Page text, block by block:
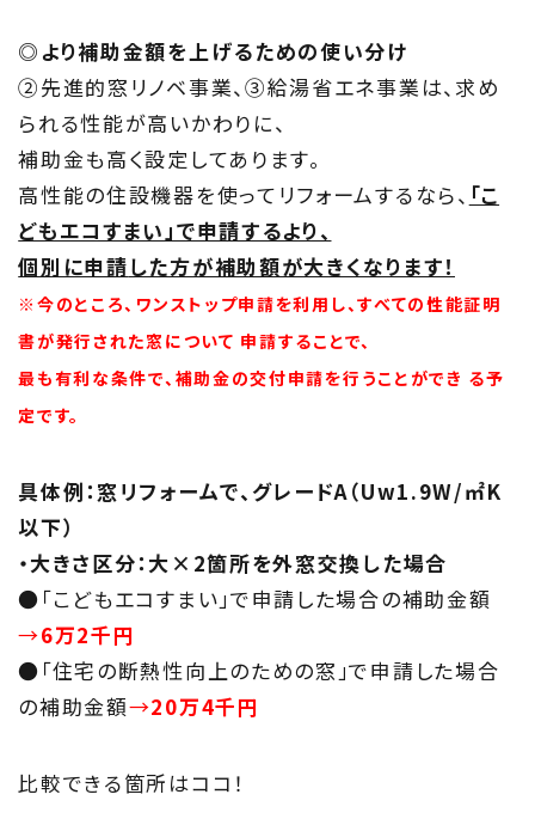
◎より補助金額を上げるための使い分け
②先進的窓リノベ事業、③給湯省エネ事業は、求め
られる性能が高いかわりに、
補助金も高く設定してあります。
高性能の住設機器を使ってリフォームするなら、 「こ
どもエコすまい」で申請するより、
個別に申請した方が補助額が大きくなります！
※今のところ、ワンストップ申請を利用し、すべての性能証明
書が発行された窓について 申請することで、
最も有利な条件で、補助金の交付申請を行うことができ る予
定です。
具体例：窓リフォームで、グレードA（Uw1.9W/㎡K
以下）
・大きさ区分：大×2箇所を外窓交換した場合
●「こどもエコすまい」で申請した場合の補助金額
→6万2千円
●「住宅の断熱性向上のための窓」で申請した場合
の補助金額→20万4千円
比較できる箇所はココ！